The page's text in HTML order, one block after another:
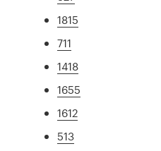
1815
711
1418
1655
1612
513